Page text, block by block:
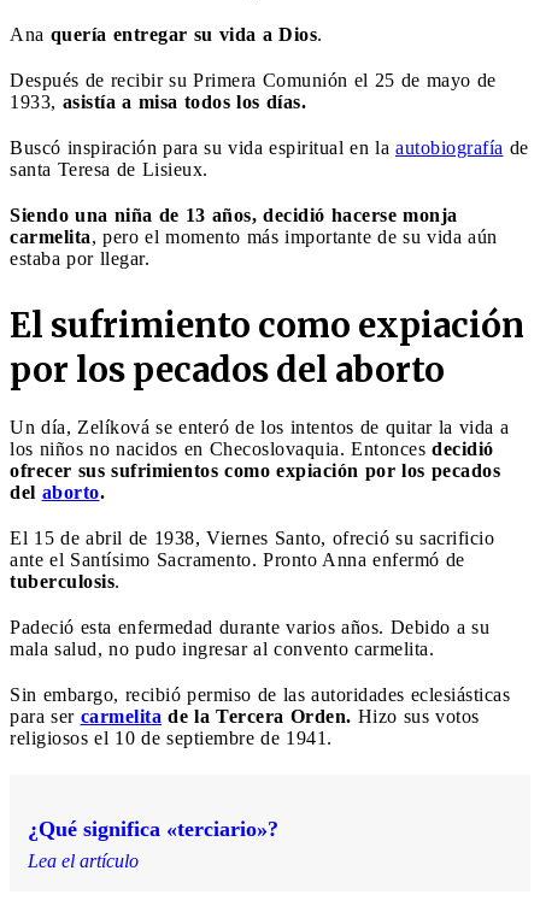
Ana quería entregar su vida a Dios.
Después de recibir su Primera Comunión el 25 de mayo de
1933, asistía a misa todos los días.
Buscó inspiración para su vida espiritual en la autobiografía de
santa Teresa de Lisieux.
Siendo una niña de 13 años, decidió hacerse monja
carmelita, pero el momento más importante de su vida aún
estaba por llegar.
El sufrimiento como expiación
por los pecados del aborto
Un día, Zelíková se enteró de los intentos de quitar la vida a
los niños no nacidos en Checoslovaquia. Entonces decidió
ofrecer sus sufrimientos como expiación por los pecados
del aborto.
El 15 de abril de 1938, Viernes Santo, ofreció su sacrificio
ante el Santísimo Sacramento. Pronto Anna enfermó de
tuberculosis.
Padeció esta enfermedad durante varios años. Debido a su
mala salud, no pudo ingresar al convento carmelita.
Sin embargo, recibió permiso de las autoridades eclesiásticas
para ser carmelita de la Tercera Orden. Hizo sus votos
religiosos el 10 de septiembre de 1941.
¿Qué significa «terciario»?
Lea el artículo